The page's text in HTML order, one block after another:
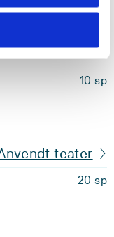
10 sp
teater
20 sp